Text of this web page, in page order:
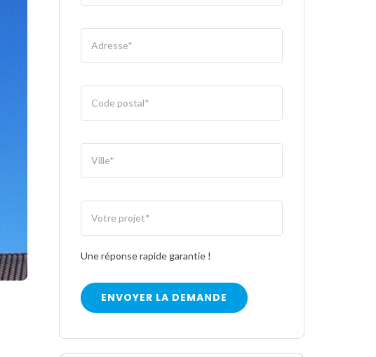
Une réponse rapide garantie !
ENVOYER LA DEMANDE